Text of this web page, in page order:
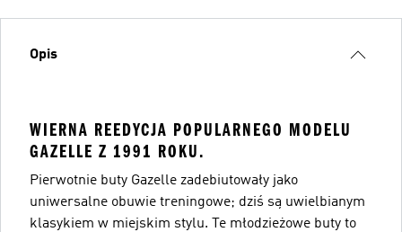
Opis
WIERNA REEDYCJA POPULARNEGO MODELU
GAZELLE Z 1991 ROKU.
Pierwotnie buty Gazelle zadebiutowały jako
uniwersalne obuwie treningowe; dziś są uwielbianym
klasykiem w miejskim stylu. Te młodzieżowe buty to